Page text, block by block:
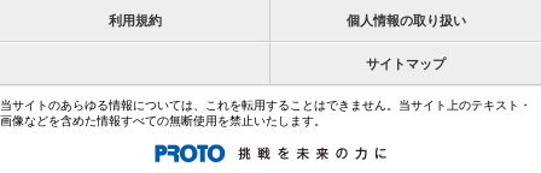
利用規約 個人情報の取り扱い
サイトマップ
当サイトのあらゆる情報については、これを転用することはできません。当サイト上のテキスト・
画像などを含めた情報すべての無断使用を禁止いたします。